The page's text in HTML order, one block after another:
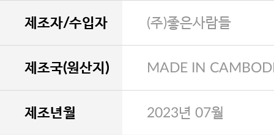
제조자/수입자 (주)좋은사람들
제조국(원산지) MADE IN
제조년월 2023년 07월